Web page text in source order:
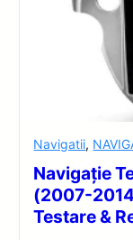
Navigatii,
Navigație
(2007-
Testare &